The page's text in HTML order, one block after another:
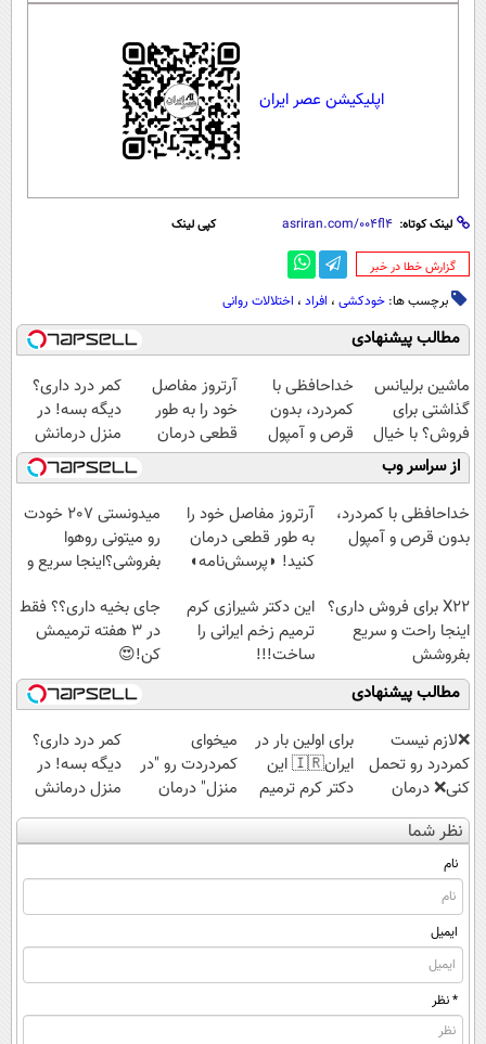
اپلیکیشن عصر ایران
لینک کوتاه: کپی لینک
‌گزارش خطا در خبر
برچسب ها: خودکشی ، افراد ، اختلالات روانی
مطالب پیشنهادی
ماشین برلیانس
گذاشتی برای
فروش؟ با خیال
راحت بفروش
خداحافظی با
کمردرد، بدون
قرص و آمپول
آرتروز مفاصل
خود را به طور
قطعی درمان
کنید!
◗پرسش‌نامه◖
کمر درد داری؟
دیگه بسه! در
منزل درمانش
کن
(◀پرسش‌نامه)
از سراسر وب
خداحافظی با کمردرد،
بدون قرص و آمپول
آرتروز مفاصل خود را
به طور قطعی درمان
کنید! ◗پرسش‌نامه◖
میدونستی 207 خودت
رو میتونی روهوا
بفروشی؟اینجا سریع و
X22 برای فروش داری؟
اینجا راحت و سریع
بفروشش
این دکتر شیرازی کرم
ترمیم زخم ایرانی را
ساخت!!!
جای بخیه داری؟؟ فقط
در 3 هفته ترمیمش
کن!😍
مطالب پیشنهادی
❌لازم نیست
کمردرد رو تحمل
کنی❌ درمان
بدون جراحی و
قرص
(پرسشنامه)
برای اولین بار در
ایران🇮🇷 این
دکتر کرم ترمیم
کننده 23 روزه
ساخت!
میخوای
کمردردت رو "در
منزل" درمان
کنی؟ (◂فیلم +
◂پرسش‌نامه)
کمر درد داری؟
دیگه بسه! در
منزل درمانش
کن
(◀پرسش‌نامه)
نظر شما
نام
ایمیل
* نظر